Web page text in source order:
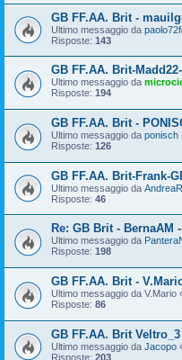
GB FF.AA. Brit -
Ultimo messaggio da
Risposte: 143
GB FF.AA. Brit-
Ultimo messaggio da
Risposte: 194
GB FF.AA. Brit -
Ultimo messaggio da ponisch
Risposte: 126
GB FF.AA. Brit-Frank-
Ultimo messaggio da
Risposte: 46
Re: GB Brit - BernaAM
Ultimo messaggio da
Risposte: 198
GB FF.AA. Brit -
Ultimo messaggio da V.Mario
Risposte: 86
GB FF.AA. Brit
Ultimo messaggio da Jacopo
Risposte: 203